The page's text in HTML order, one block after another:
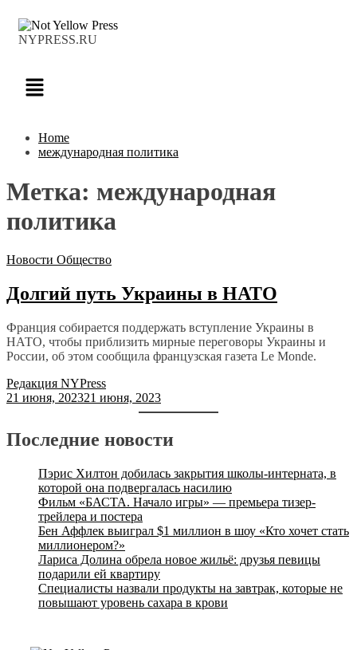
NYPRESS.RU
Home
международная политика
Метка: международная
политика
Новости Общество
Долгий путь Украины в НАТО
Франция собирается поддержать вступление Украины в
НАТО, чтобы приблизить мирные переговоры Украины и
России, об этом сообщила французская газета Le Monde.
Редакция NYPress
21 июня, 202321 июня, 2023
Последние новости
Пэрис Хилтон добилась закрытия школы-интерната, в
которой она подвергалась насилию
Фильм «БАСТА. Начало игры» — премьера тизер-
трейлера и постера
Бен Аффлек выиграл $1 миллион в шоу «Кто хочет стать
миллионером?»
Лариса Долина обрела новое жильё: друзья певицы
подарили ей квартиру
Специалисты назвали продукты на завтрак, которые не
повышают уровень сахара в крови